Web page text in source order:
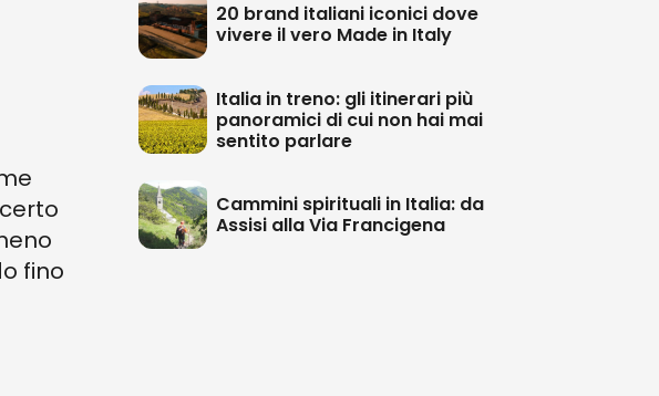
fino
20 brand italiani iconici dove
vivere il vero Made in Italy
Italia in treno: gli itinerari più
panoramici di cui non hai mai
sentito parlare
Cammini spirituali in Italia: da
Assisi alla Via Francigena